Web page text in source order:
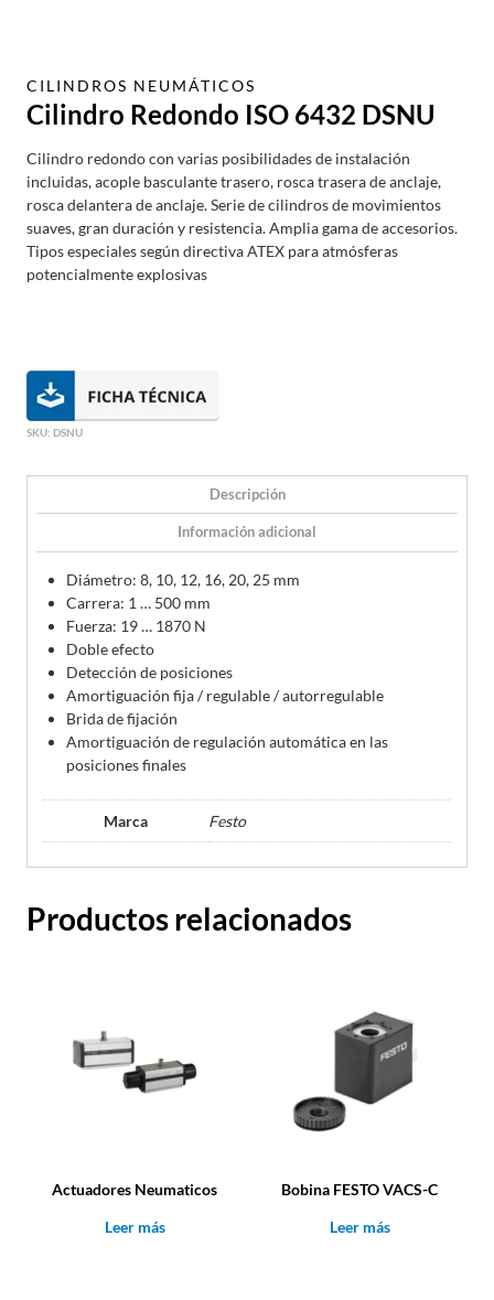
CILINDROS NEUMÁTICOS
Cilindro Redondo ISO 6432 DSNU
Cilindro redondo con varias posibilidades de instalación
incluidas, acople basculante trasero, rosca trasera de anclaje,
rosca delantera de anclaje. Serie de cilindros de movimientos
suaves, gran duración y resistencia. Amplia gama de accesorios.
Tipos especiales según directiva ATEX para atmósferas
potencialmente explosivas
SKU: DSNU
Descripción
Información adicional
Diámetro: 8, 10, 12, 16, 20, 25 mm
Carrera: 1 … 500 mm
Fuerza: 19 … 1870 N
Doble efecto
Detección de posiciones
Amortiguación fija / regulable / autorregulable
Brida de fijación
Amortiguación de regulación automática en las
posiciones finales
Marca Festo
Productos relacionados
Actuadores Neumaticos
Leer más
Bobina FESTO VACS-C
Leer más